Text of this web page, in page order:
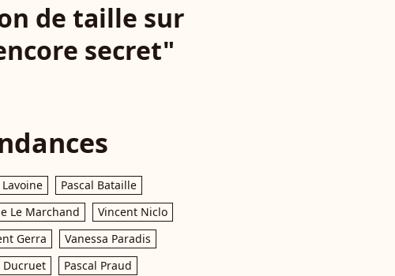
de taille sur
secret"
Pascal Bataille
Le Marchand
Vincent Niclo
Gerra
Vanessa Paradis
Ducruet
Pascal Praud